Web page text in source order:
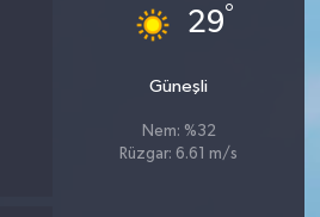
29°
Güneşli
Nem: %32
Rüzgar: 6.61 m/s